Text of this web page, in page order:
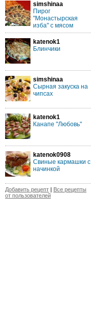
simshinaa
Пирог
"Монастырская
изба" с мясом
katenok1
Блинчики
simshinaa
Сырная закуска на
чипсах
katenok1
Канапе "Любовь"
katenok0908
Свиные кармашки с
начинкой
Добавить рецепт | Все рецепты
от пользователей